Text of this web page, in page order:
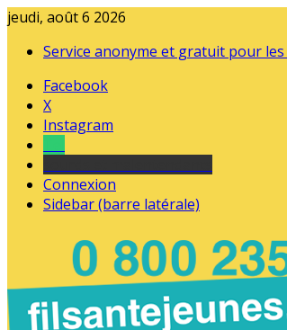
jeudi, août 6 2026
Service anonyme et gratuit pour
Facebook
X
Instagram
Connexion
Sidebar (barre latérale)